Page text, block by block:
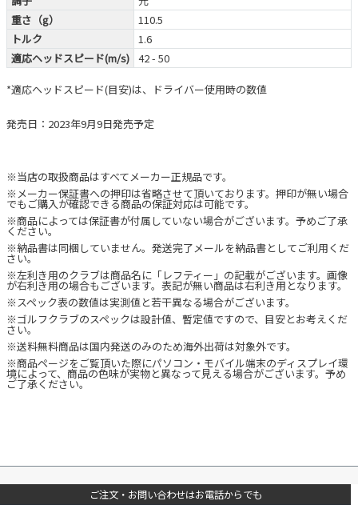
重さ（g）
110.5
トルク
1.6
適応ヘッドスピード(m/s) 42 - 50
*適応ヘッドスピード(目安)は、ドライバー使用時の数値
発売日：2023年9月9日発売予定
※当店の取扱商品はすべてメーカー正規品です。
※メーカー保証書への押印は省略させて頂いております。押印が無い場合
でもご購入が確認できる商品の保証対応は可能です。
※商品によっては保証書が付属していない場合がございます。予めご了承
ください。
※納品書は同梱していません。発送完了メールを納品書としてご利用くだ
さい。
※左利き用のクラブは商品名に「レフティー」の記載がございます。画像
が右利き用の場合もございます。表記が無い商品は右利き用となります。
※スペック表の数値は実測値と若干異なる場合がございます。
※ゴルフクラブのスペックは設計値、暫定値ですので、目安とお考えくだ
さい。
※送料無料商品は国内発送のみのため海外出荷は対象外です。
※商品ページをご覧頂いた際にパソコン・モバイル端末のディスプレイ環
境によって、商品の色味が実物と異なって見える場合がございます。予め
ご了承ください。
ご注文・お問い合わせはお電話からでも